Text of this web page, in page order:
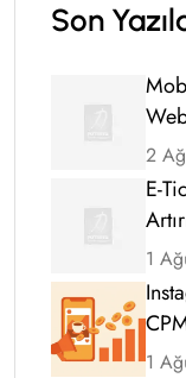
Son
2
E-
1
1